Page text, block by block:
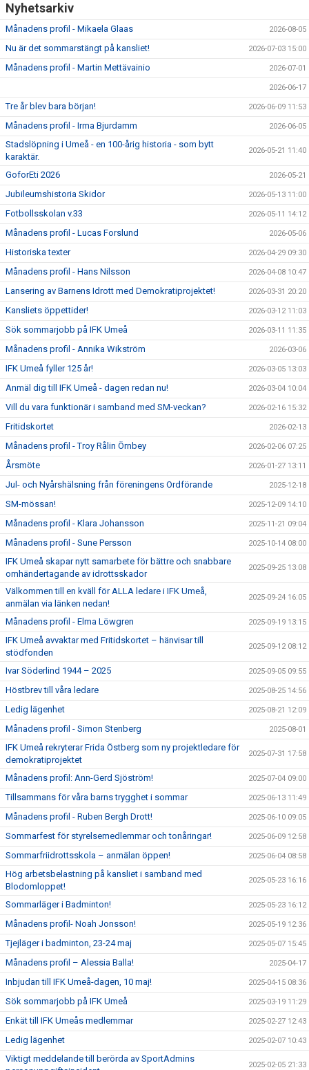
Nyhetsarkiv
Månadens profil - Mikaela Glaas 2026-08-05
Nu är det sommarstängt på kansliet! 2026-07-03 15:00
Månadens profil - Martin Mettävainio 2026-07-01
2026-06-17
Tre år blev bara början! 2026-06-09 11:53
Månadens profil - Irma Bjurdamm 2026-06-05
Stadslöpning i Umeå - en 100-årig historia - som bytt
karaktär.
2026-05-21 11:40
GoforEti 2026 2026-05-21
Jubileumshistoria Skidor 2026-05-13 11:00
Fotbollsskolan v.33 2026-05-11 14:12
Månadens profil - Lucas Forslund 2026-05-06
Historiska texter 2026-04-29 09:30
Månadens profil - Hans Nilsson 2026-04-08 10:47
Lansering av Barnens Idrott med Demokratiprojektet! 2026-03-31 20:20
Kansliets öppettider! 2026-03-12 11:03
Sök sommarjobb på IFK Umeå 2026-03-11 11:35
Månadens profil - Annika Wikström 2026-03-06
IFK Umeå fyller 125 år! 2026-03-05 13:03
Anmäl dig till IFK Umeå - dagen redan nu! 2026-03-04 10:04
Vill du vara funktionär i samband med SM-veckan? 2026-02-16 15:32
Fritidskortet 2026-02-13
Månadens profil - Troy Rålin Örnbey 2026-02-06 07:25
Årsmöte 2026-01-27 13:11
Jul- och Nyårshälsning från föreningens Ordförande 2025-12-18
SM-mössan! 2025-12-09 14:10
Månadens profil - Klara Johansson 2025-11-21 09:04
Månadens profil - Sune Persson 2025-10-14 08:00
IFK Umeå skapar nytt samarbete för bättre och snabbare
omhändertagande av idrottsskador
2025-09-25 13:08
Välkommen till en kväll för ALLA ledare i IFK Umeå,
anmälan via länken nedan!
2025-09-24 16:05
Månadens profil - Elma Löwgren 2025-09-19 13:15
IFK Umeå avvaktar med Fritidskortet – hänvisar till
stödfonden
2025-09-12 08:12
Ivar Söderlind 1944 – 2025 2025-09-05 09:55
Höstbrev till våra ledare 2025-08-25 14:56
Ledig lägenhet 2025-08-21 12:09
Månadens profil - Simon Stenberg 2025-08-01
IFK Umeå rekryterar Frida Östberg som ny projektledare för
demokratiprojektet
2025-07-31 17:58
Månadens profil: Ann-Gerd Sjöström! 2025-07-04 09:00
Tillsammans för våra barns trygghet i sommar 2025-06-13 11:49
Månadens profil - Ruben Bergh Drott! 2025-06-10 09:05
Sommarfest för styrelsemedlemmar och tonåringar! 2025-06-09 12:58
Sommarfriidrottsskola – anmälan öppen! 2025-06-04 08:58
Hög arbetsbelastning på kansliet i samband med
Blodomloppet!
2025-05-23 16:16
Sommarläger i Badminton! 2025-05-23 16:12
Månadens profil- Noah Jonsson! 2025-05-19 12:36
Tjejläger i badminton, 23-24 maj 2025-05-07 15:45
Månadens profil – Alessia Balla! 2025-04-17
Inbjudan till IFK Umeå-dagen, 10 maj! 2025-04-15 08:36
Sök sommarjobb på IFK Umeå 2025-03-19 11:29
Enkät till IFK Umeås medlemmar 2025-02-27 12:43
Ledig lägenhet 2025-02-07 10:43
Viktigt meddelande till berörda av SportAdmins
2025-02-05 21:33